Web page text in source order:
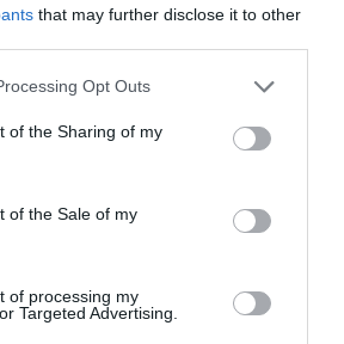
that may further disclose it to other
Opt Outs
of the Sharing of my
of the Sale of my
of processing my
Targeted Advertising.
sanchista. Hazte
delante de La Mareta:
es un criminal”
Opinión